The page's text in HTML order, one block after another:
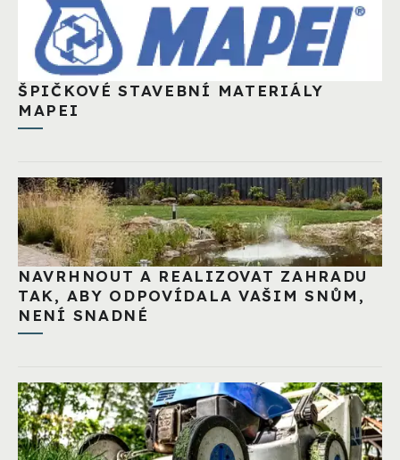
ŠPIČKOVÉ STAVEBNÍ MATERIÁLY
MAPEI
NAVRHNOUT A REALIZOVAT ZAHRADU
TAK, ABY ODPOVÍDALA VAŠIM SNŮM,
NENÍ SNADNÉ